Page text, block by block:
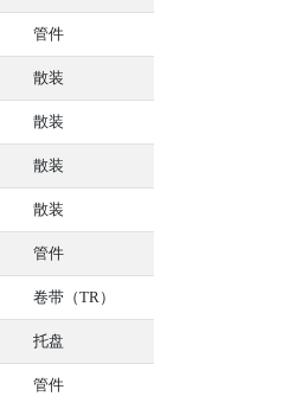
管件
散装
散装
散装
散装
管件
卷带（TR）
托盘
管件